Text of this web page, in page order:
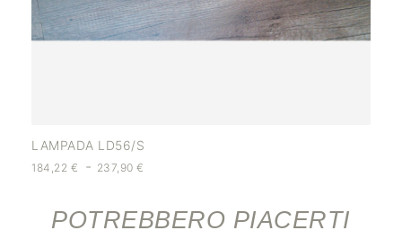
LAMPADA LD56/S
184,22 € - 237,90€
POTREBBERO PIACERTI